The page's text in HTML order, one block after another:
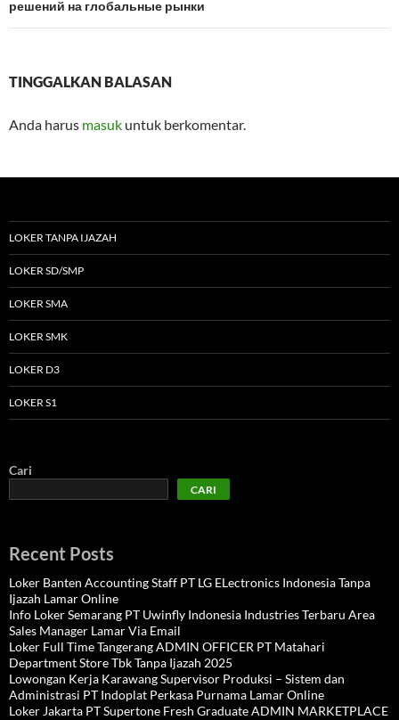
решений на глобальные рынки
TINGGALKAN BALASAN
Anda harus masuk untuk berkomentar.
LOKER TANPA IJAZAH
LOKER SD/SMP
LOKER SMA
LOKER SMK
LOKER D3
LOKER S1
Cari
CARI
Recent Posts
Loker Banten Accounting Staff PT LG ELectronics Indonesia Tanpa
Ijazah Lamar Online
Info Loker Semarang PT Uwinfly Indonesia Industries Terbaru Area
Sales Manager Lamar Via Email
Loker Full Time Tangerang ADMIN OFFICER PT Matahari
Department Store Tbk Tanpa Ijazah 2025
Lowongan Kerja Karawang Supervisor Produksi – Sistem dan
Administrasi PT Indoplat Perkasa Purnama Lamar Online
Loker Jakarta PT Supertone Fresh Graduate ADMIN MARKETPLACE